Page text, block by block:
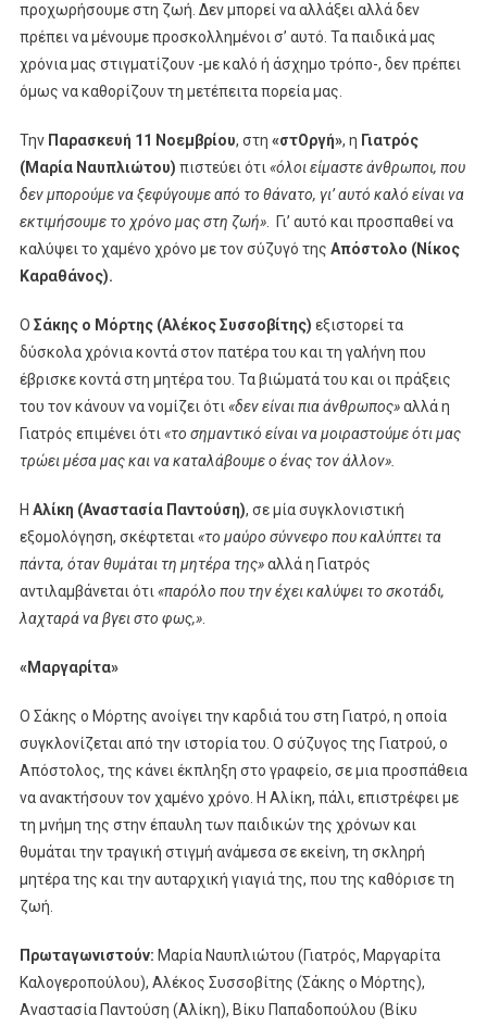
προχωρήσουμε στη ζωή. Δεν μπορεί να αλλάξει αλλά δεν
πρέπει να μένουμε προσκολλημένοι σ’ αυτό. Τα παιδικά μας
χρόνια μας στιγματίζουν -με καλό ή άσχημο τρόπο-, δεν πρέπει
όμως να καθορίζουν τη μετέπειτα πορεία μας.
Την Παρασκευή 11 Νοεμβρίου, στη «στΟργή», η Γιατρός
(Μαρία Ναυπλιώτου) πιστεύει ότι«όλοι είμαστε άνθρωποι, που
δεν μπορούμε να ξεφύγουμε από το θάνατο, γι’ αυτό καλό είναι να
εκτιμήσουμε το χρόνο μας στη ζωή». Γι’ αυτό και προσπαθεί να
καλύψει το χαμένο χρόνο με τον σύζυγό της Απόστολο (Νίκος
Καραθάνος).
Ο Σάκης ο Μόρτης (Αλέκος Συσσοβίτης) εξιστορεί τα
δύσκολα χρόνια κοντά στον πατέρα του και τη γαλήνη που
έβρισκε κοντά στη μητέρα του. Τα βιώματά του και οι πράξεις
του τον κάνουν να νομίζει ότι«δεν είναι πια άνθρωπος»αλλά η
Γιατρός επιμένει ότι«το σημαντικό είναι να μοιραστούμε ότι μας
τρώει μέσα μας και να καταλάβουμε ο ένας τον άλλον».
Η Αλίκη (Αναστασία Παντούση), σε μία συγκλονιστική
εξομολόγηση, σκέφτεται«το μαύρο σύννεφο που καλύπτει τα
πάντα, όταν θυμάται τη μητέρα της»αλλά η Γιατρός
αντιλαμβάνεται ότι«παρόλο που την έχει καλύψει το σκοτάδι,
λαχταρά να βγει στο φως,».
«Μαργαρίτα»
Ο Σάκης ο Μόρτης ανοίγει την καρδιά του στη Γιατρό, η οποία
συγκλονίζεται από την ιστορία του. Ο σύζυγος της Γιατρού, ο
Απόστολος, της κάνει έκπληξη στο γραφείο, σε μια προσπάθεια
να ανακτήσουν τον χαμένο χρόνο. Η Αλίκη, πάλι, επιστρέφει με
τη μνήμη της στην έπαυλη των παιδικών της χρόνων και
θυμάται την τραγική στιγμή ανάμεσα σε εκείνη, τη σκληρή
μητέρα της και την αυταρχική γιαγιά της, που της καθόρισε τη
ζωή.
Πρωταγωνιστούν: Μαρία Ναυπλιώτου (Γιατρός, Μαργαρίτα
Καλογεροπούλου), Αλέκος Συσσοβίτης (Σάκης ο Μόρτης),
Αναστασία Παντούση (Αλίκη), Βίκυ Παπαδοπούλου (Βίκυ